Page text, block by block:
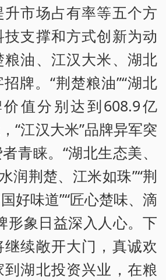
市场占有率等五个方
支撑和方式创新为动
粮油、江汉大米、湖北
牌。“荆楚粮油”“湖北
值分别达到608.9亿
“江汉大米”品牌异军突
青睐。“湖北生态美、
润荆楚、江米如珠”“荆
好味道”“匠心楚味、滴
形象日益深入人心。下
续敞开大门，真诚欢
湖北投资兴业，在粮